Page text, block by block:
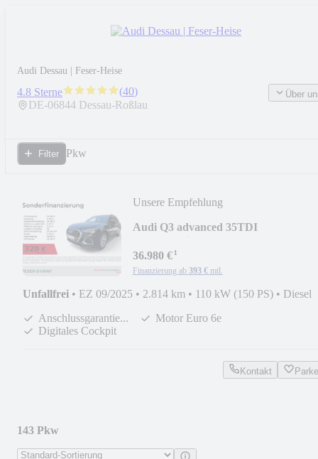
Audi Dessau | Feser-Heise
4.8 Sterne (40)
DE-06844 Dessau-Roßlau
Über
Filter Pkw
Unsere Empfehlung
Audi Q3 advanced 35TDI
36.980 €¹
Finanzierung ab 393 € mtl.
Unfallfrei • EZ 09/2025 • 2.814 km • 110 kW (150 PS) • Diesel
Anschlussgarantie...
Motor Euro 6e
Digitales Cockpit
Kontakt
143 Pkw